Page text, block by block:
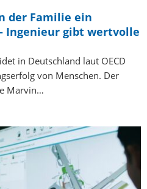
der Familie ein
Ingenieur gibt wertvolle
in Deutschland laut OECD
von Menschen. Der
Marvin…